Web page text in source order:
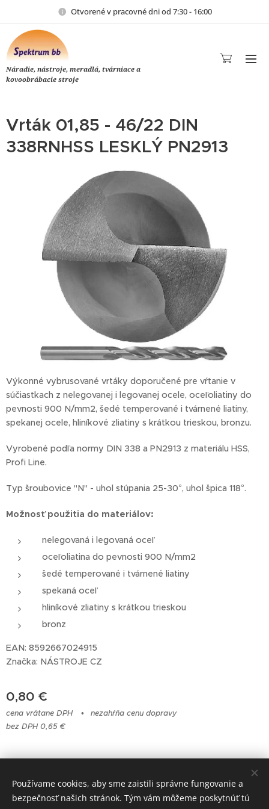
Otvorené v pracovné dni od 7:30 - 16:00
Náradie, nástroje, meradlá, tvárniace a
kovoobrábacie stroje
Vrták 01,85 - 46/22 DIN
338RNHSS LESKLÝ PN2913
Výkonné vybrusované vrtáky doporučené pre vŕtanie v
súčiastkach z nelegovanej i legovanej ocele, oceľoliatiny do
pevnosti 900 N/mm2, šedé temperované i tvárnené liatiny,
spekanej ocele, hliníkové zliatiny s krátkou trieskou, bronzu.
Vyrobené podľa normy DIN 338 a PN2913 z materiálu HSS,
Profi Line.
Typ šroubovice "N" - uhol stúpania 25-30°, uhol špica 118°.
Možnosťpoužitia do materiálov:
nelegovaná i legovaná oceľ
oceľoliatina do pevnosti 900 N/mm2
šedé temperované i tvárnené liatiny
spekaná oceľ
hliníkové zliatiny s krátkou trieskou
bronz
EAN: 8592667024915
Značka: NÁSTROJE CZ
0,80 €
cena vrátane DPH
nezahŕňa cenu dopravy
bez DPH 0,65 €
© 2023 Všetky práva vyhradené
Cookies
Používame cookies, aby sme zaistili správne fungovanie a
bezpečnosť našich stránok. Tým vám môžeme poskytnúť tú